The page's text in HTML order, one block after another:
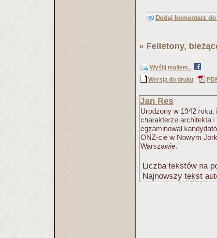
Dodaj komentarz
« Felietony,
Wyślij mailem..
Wersja do druku
Jan Res
Urodzony w 1942 roku,
charakterze architekta i
egzaminował
ONZ-cie w Nowym
Warszawie.
Liczba tekstów na
Najnowszy tekst